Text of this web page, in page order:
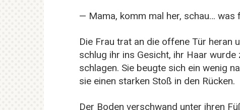
— Mama, komm mal her, schau… was
Die Frau trat an die offene Tür heran
schlug ihr ins Gesicht, ihr Haar
schlagen. Sie beugte sich ein wenig
sie einen starken Stoß in den Rücken.
Der Boden verschwand unter ihren